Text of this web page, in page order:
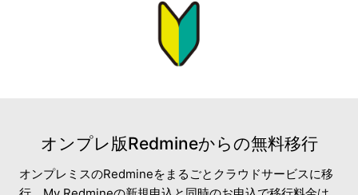
オンプレ版Redmineからの無料移行
オンプレミスのRedmineをまるごとクラウドサービスに移